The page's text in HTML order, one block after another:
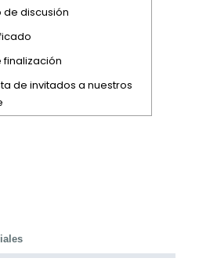
de discusión
de invitados a nuestros